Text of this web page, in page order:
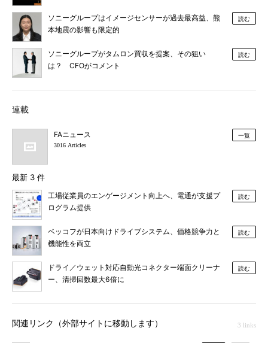
ソニーグループはイメージセンサーが過去最高益、熊
本地震の影響も限定的
読む
ソニーグループがタムロン買収を提案、その狙い
は？ CFOがコメント
読む
連載
FAニュース
3016 Articles
一覧
最新 3 件
工場従業員のエンゲージメント向上へ、電通が支援プ
ログラム提供
読む
ベッコフが日本向けドライブシステム、価格競争力と
機能性を両立
読む
ドライ／ウェット対応自動光コネクター端面クリーナ
ー、清掃回数最大6倍に
読む
関連リンク（外部サイトに移動します） 3 links